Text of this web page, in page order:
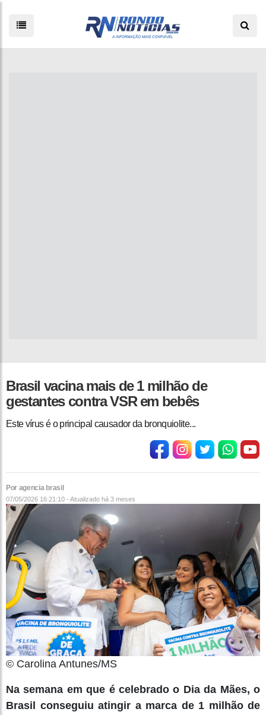
Brasil vacina mais de 1 milhão de
gestantes contra VSR em bebês
Este vírus é o principal causador da bronquiolite...
Por agencia brasil
07/05/2026 16:21:10 - Atualizado há 3 meses
© Carolina Antunes/MS
Na semana em que é celebrado o Dia da Mães, o
Brasil conseguiu atingir a marca de 1 milhão de